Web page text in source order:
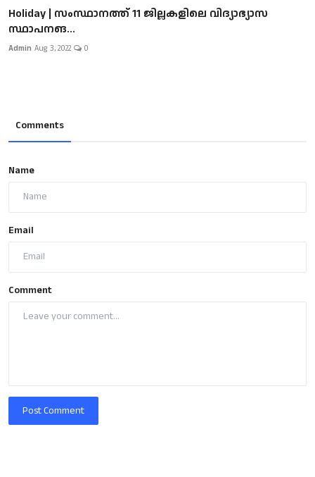
Holiday | സംസ്ഥാനത്ത് 11 ജില്ലകളിലെ വിദ്യാഭ്യാസ
സ്ഥാപനങ...
Admin Aug 3, 2022 0
Comments
Name
Email
Comment
Post Comment